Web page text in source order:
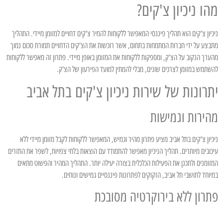
מהו ניכיון צ'קים?
ניכיון צ'קים הוא תהליך פיננסי המאפשר ללקוחות להמיר צ'קים דחויים למזומן מיידי. התהליך
מתבצע על ידי חברות המתמחות בתחום, אשר רוכשות את הצ'קים הדחויים תמורת סכום נמוך
מהערך הנקוב על הצ'ק, ומספקות ללקוחות את המזומן באופן מיידי. פתרון זה מאפשר ללקוחות
להשתמש במזומן לצרכים שונים, מבלי להמתין למועד הפירעון של הצ'ק.
יתרונות של שירות ניכיון צ'קים בתל אביב
מהירות וגמישות
ניכיון צ'קים בתל אביב מציע פתרון מהיר וגמיש, המאפשר ללקוחות לקבל מזומן מיידי ללא
עיכובים מיותרים. תהליך הניכיון מאפשר להתמודד עם הוצאות בלתי צפויות, לשפר את התזרים
המזומנים ולתכנן את הפעילות הכלכלית בצורה יעילה יותר. התהליך המהיר והפשוט מתאים
במיוחד לתושבי תל אביב, הזקוקים לפתרונות פיננסיים גמישים ונוחים.
פתרון ללא בירוקרטיה מסובכת